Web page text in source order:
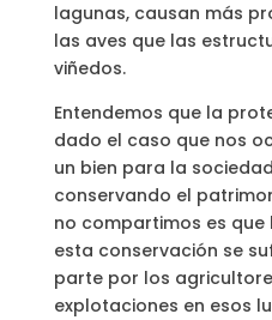
lagunas, causan más
las aves que las
viñedos.
Entendemos que la
dado el caso que nos
un bien para la
conservando el
no compartimos es
esta conservación se
parte por los
explotaciones en esos